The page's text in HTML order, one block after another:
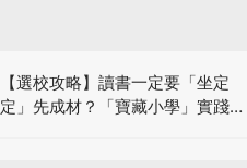
【選校攻略】讀書一定要「坐定
定」先成材？「寶藏小學」實踐動